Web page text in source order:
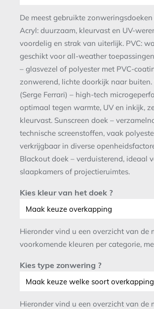
De meest gebruikte
Acryl: duurzaam, kleurvast en UV-
voordelig en strak van uiterlijk. PVC:
geschikt voor all-weather
– glasvezel of polyester met PVC-
zonwerend, lichte doorkijk naar buiten.
(Serge Ferrari) – high-tech
optimaal tegen warmte, UV en inkijk,
kleurvast. Sunscreen doek –
technische screenstoffen, vaak
verkrijgbaar in diverse
Blackout doek – verduisterend, ideaal
slaapkamers of projectieruimtes.
Kies kleur van het doek ?
Hieronder vind u een overzicht van de
voorkomende kleuren per categorie,
Kies type zonwering ?
Hieronder vind u een overzicht van de